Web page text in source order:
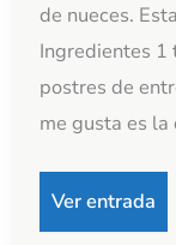
de nueces.
Ingredientes 1
postres de
me gusta es la
Ver entrada